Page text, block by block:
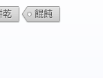
乾 餛飩